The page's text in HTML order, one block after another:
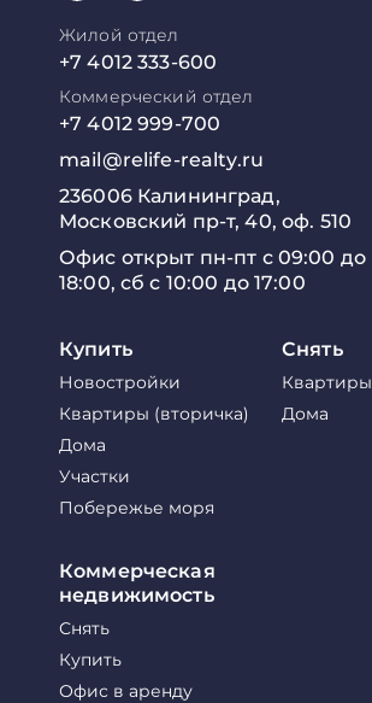
Жилой отдел
+7 4012 333-600
Коммерческий отдел
+7 4012 999-700
mail@relife-realty.ru
236006 Калининград,
Московский пр-т, 40, оф. 510
Офис открыт пн-пт с 09:00 до
18:00, сб с 10:00 до 17:00
Купить
Новостройки
Квартиры (вторичка)
Дома
Участки
Побережье моря
Снять
Квартиры
Дома
Коммерческая
недвижимость
Снять
Купить
Офис в аренду